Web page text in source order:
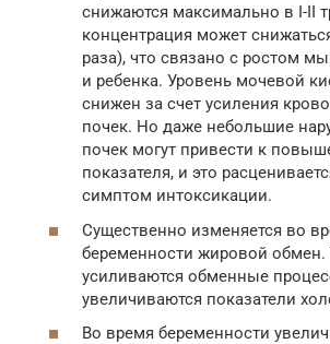
снижаются максимально в I-II
концентрация может
раза), что связано с ростом
и ребенка. Уровень мочевой
снижен за счет усиления
почек. Но даже небольшие
почек могут привести к
показателя, и это
симптом интоксикации.
Существенно изменяется во
беременности жировой обмен.
усиливаются обменные
увеличиваются показатели
Во время беременности